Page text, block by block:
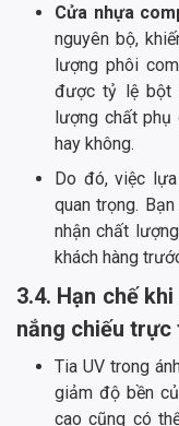
Cửa nhựa
nguyên bộ,
lượng phôi
được tỷ lệ bột
lượng chất
hay không.
Do đó, việc
quan trọng.
nhận chất
khách hàng
3.4. Hạn chế
nắng chiếu trực
Tia UV trong
giảm độ bền
cao cũng có